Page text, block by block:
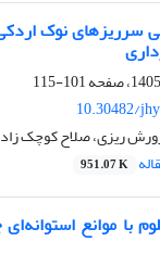
سرریزهای نوک
101-115
10.30482/
ریزی، صلاح کوچک
951.07 K
با موانع